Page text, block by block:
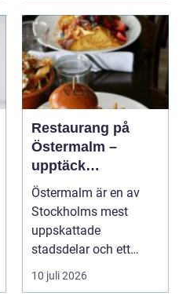
Restaurang på
Östermalm –
upptäck
matupplevelser i
en av Stockholms
mest attraktiva
stadsdelar
Östermalm är en av
Stockholms mest
uppskattade
stadsdelar och ett
självklart val f&ou...
10 juli 2026